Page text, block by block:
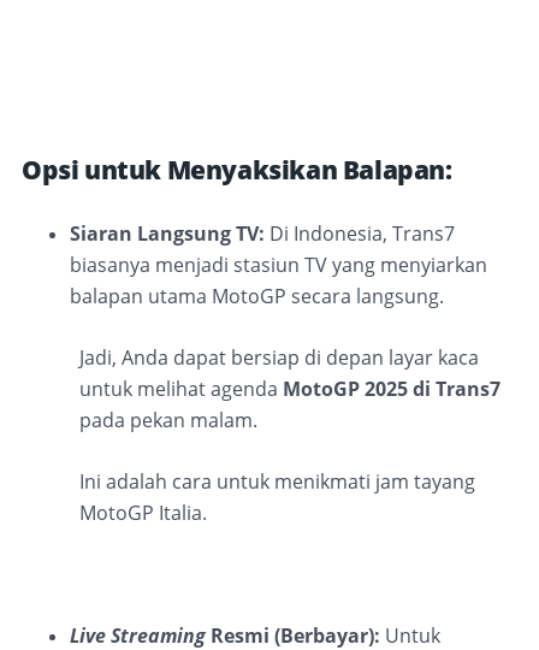
Opsi untuk Menyaksikan Balapan:
Siaran Langsung TV: Di Indonesia, Trans7
biasanya menjadi stasiun TV yang menyiarkan
balapan utama MotoGP secara langsung.
Jadi, Anda dapat bersiap di depan layar kaca
untuk melihat agenda MotoGP 2025 di Trans7
pada pekan malam.
Ini adalah cara untuk menikmati jam tayang
MotoGP Italia.
Live StreamingResmi (Berbayar): Untuk